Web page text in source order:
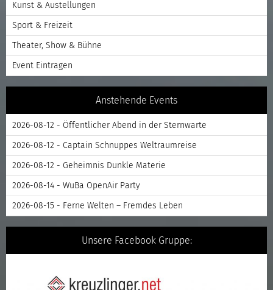
Kunst & Austellungen
Sport & Freizeit
Theater, Show & Bühne
Event Eintragen
Anstehende Events
2026-08-12 - Öffentlicher Abend in der Sternwarte
2026-08-12 - Captain Schnuppes Weltraumreise
2026-08-12 - Geheimnis Dunkle Materie
2026-08-14 - WuBa OpenAir Party
2026-08-15 - Ferne Welten – Fremdes Leben
Unsere Facebook Gruppe: